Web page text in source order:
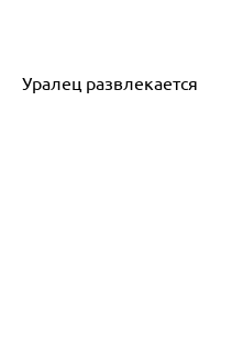
Уралец развлекается